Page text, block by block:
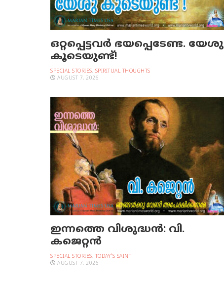
ഒറ്റപ്പെട്ടവര്‍ ഭയപ്പെടേണ്ട. യേശു
കൂടെയുണ്ട്!
SPECIAL STORIES, SPIRITUAL THOUGHTS
AUGUST 7, 2026
ഇന്നത്തെ വിശുദ്ധന്‍: വി.
കജെറ്റന്‍
SPECIAL STORIES, TODAY'S SAINT
AUGUST 7, 2026